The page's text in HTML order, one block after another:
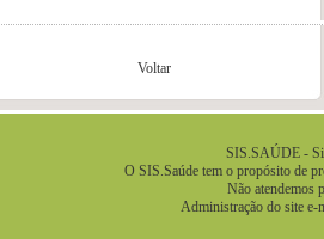
Voltar
SIS.SAÚDE -
O SIS.Saúde tem o propósito de
Não atendemos
Administração do site e-